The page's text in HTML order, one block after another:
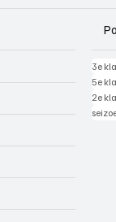
3e
5e
2e